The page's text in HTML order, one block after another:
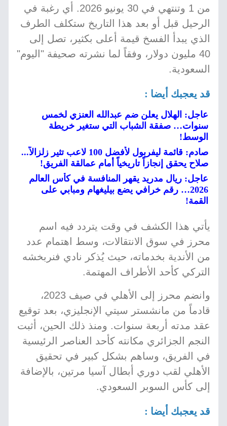
من 1 وتنتهي في 30 يونيو 2026. أي رغبة في
الرحيل قبل أو بعد هذا التاريخ ستكلف الطرف
الذي يبدأ الفسخ قيمة أعلى بكثير، تصل إلى
40 مليون دولار، وفقاً لما نشرته صحيفة "اليوم"
السعودية.
قد يعجبك أيضا :
عاجل: الهلال يعلن ضم عبدالله العنزي لخمس
سنوات… صفقة الشباب التي ستغير خريطة
الوسط!
صادم: قائمة ليفربول لأفضل 100 لاعب تثير زلزالاً...
صلاح يحقق إنجازاً تاريخياً أمام عمالقة الفريق!
عاجل: ريال مدريد يقهر المنافسة في كأس العالم
2026… رقم خرافي يضع بيليغهام ومبابي على
القمة!
يأتي هذا الكشف في وقت يتردد فيه اسم
محرز في سوق الانتقالات، وسط اهتمام عدد
من الأندية بخدماته، حيث يُذكر نادي فنربخشه
التركي كأحد الأطراف المهتمة.
وانضم محرز إلى الأهلي في صيف 2023،
قادماً من مانشستر سيتي الإنجليزي، بعد توقيع
عقد مدته أربعة سنوات. ومنذ ذلك الحين، أثبت
النجم الجزائري مكانته كأحد العناصر الرئيسية
في الفريق، وساهم بشكل كبير في تحقيق
الأهلي لقب دوري أبطال آسيا مرتين، بالإضافة
إلى كأس السوبر السعودي.
قد يعجبك أيضا :